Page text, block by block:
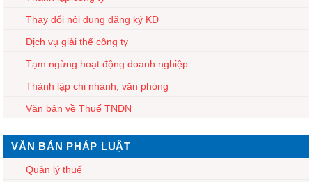
Thay đổi nội dung đăng ký KD
Dịch vụ giải thể công ty
Tạm ngừng hoạt động doanh nghiệp
Thành lập chi nhánh, văn phòng
Văn bản về Thuế TNDN
VĂN BẢN PHÁP LUẬT
Quản lý thuế